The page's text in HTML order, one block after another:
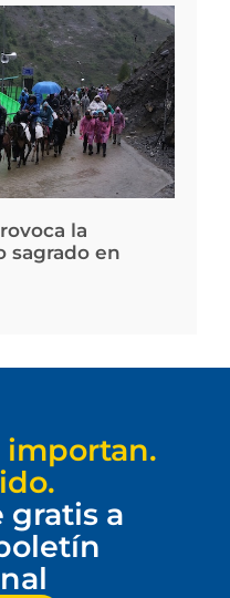
la
sagrado en
importan.
gratis a